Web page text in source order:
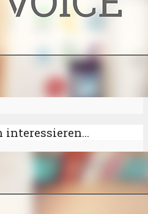
interessieren...